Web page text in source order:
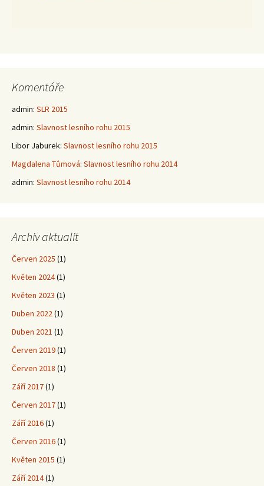
Komentáře
admin: SLR 2015
admin: Slavnost lesního rohu 2015
Libor Jaburek: Slavnost lesního rohu 2015
Magdalena Tůmová: Slavnost lesního rohu 2014
admin: Slavnost lesního rohu 2014
Archiv aktualit
Červen 2025 (1)
Květen 2024(1)
Květen 2023 (1)
Duben 2022(1)
Duben 2021 (1)
Červen 2019(1)
Červen 2018 (1)
Září 2017(1)
Červen 2017(1)
Září 2016(1)
Červen 2016(1)
Květen 2015 (1)
Září 2014(1)